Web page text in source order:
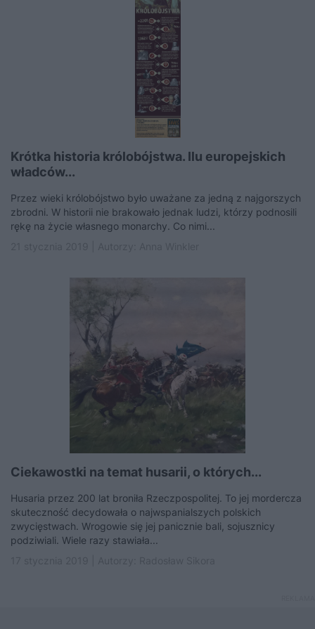
Krótka historia królobójstwa. Ilu europejskich
władców...
Przez wieki królobójstwo było uważane za jedną z najgorszych
zbrodni. W historii nie brakowało jednak ludzi, którzy podnosili
rękę na życie własnego monarchy. Co nimi...
Ciekawostki na temat husarii, o których...
Husaria przez 200 lat broniła Rzeczpospolitej. To jej mordercza
skuteczność decydowała o najwspanialszych polskich
zwycięstwach. Wrogowie się jej panicznie bali, sojusznicy
podziwiali. Wiele razy stawiała...